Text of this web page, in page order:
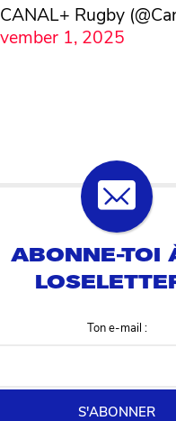
Rugby
1, 2025
Ton e-mail :
S'ABONNER